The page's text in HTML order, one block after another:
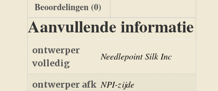
Beoordelingen (0)
Aanvullende informatie
ontwerper
volledig
Needlepoint Silk Inc
ontwerper afk NPI-zijde